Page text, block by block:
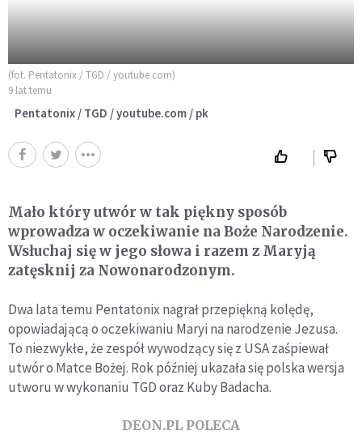
(fot. Pentatonix / TGD / youtube.com)
9 lat temu
Pentatonix / TGD / youtube.com / pk
Mało który utwór w tak piękny sposób
wprowadza w oczekiwanie na Boże Narodzenie.
Wsłuchaj się w jego słowa i razem z Maryją
zatęsknij za Nowonarodzonym.
Dwa lata temu Pentatonix nagrał przepiękną kolędę,
opowiadającą o oczekiwaniu Maryi na narodzenie Jezusa.
To niezwykłe, że zespół wywodzący się z USA zaśpiewał
utwór o Matce Bożej. Rok później ukazała się polska wersja
utworu w wykonaniu TGD oraz Kuby Badacha.
DEON.PL POLECA